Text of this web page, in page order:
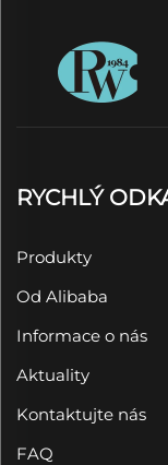
RYCHLÝ
Produkty
Od Alibaba
Informace o nás
Aktuality
Kontaktujte nás
FAQ